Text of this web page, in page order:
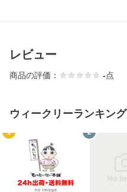
レビュー
商品の評価： -点
ウィークリーランキング
1 2